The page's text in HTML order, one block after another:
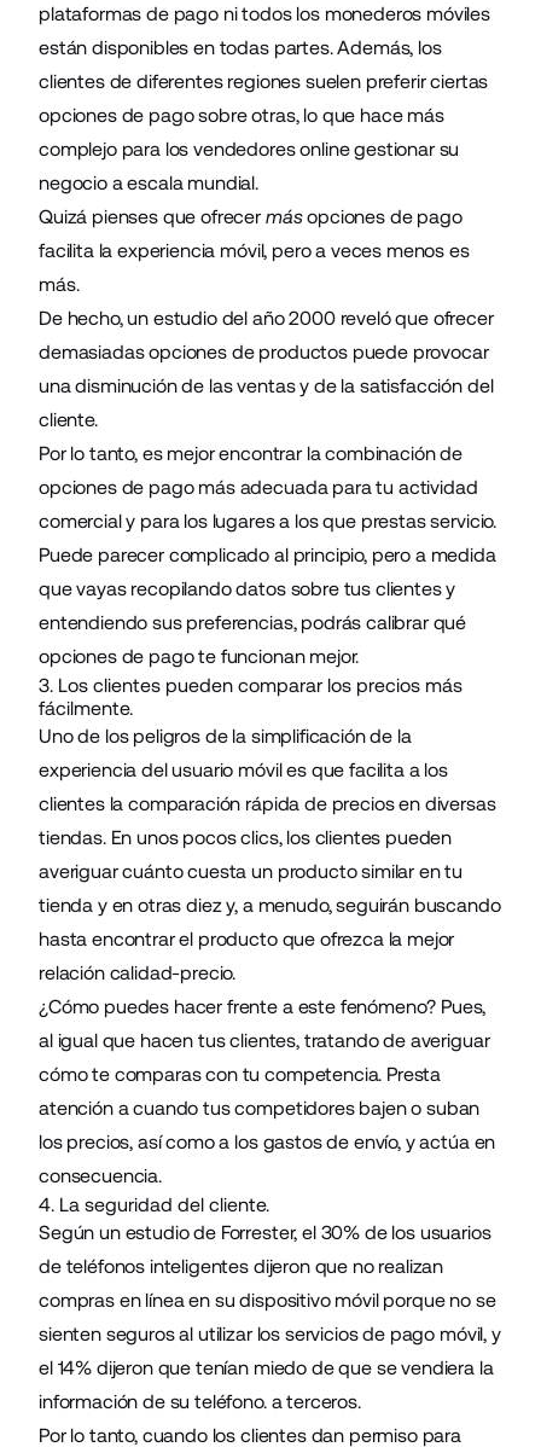
plataformas de pago ni todos los monederos móviles
están disponibles en todas partes. Además, los
clientes de diferentes regiones suelen preferir ciertas
opciones de pago sobre otras, lo que hace más
complejo para los vendedores online gestionar su
negocio a escala mundial.
Quizá pienses que ofrecermásopciones de pago
facilita la experiencia móvil, pero a veces menos es
más.
De hecho, un estudio del año 2000 reveló que ofrecer
demasiadas opciones de productos puede provocar
una disminución de las ventas y de la satisfacción del
cliente.
Por lo tanto, es mejor encontrar la combinación de
opciones de pago más adecuada para tu actividad
comercial y para los lugares a los que prestas servicio.
Puede parecer complicado al principio, pero a medida
que vayas recopilando datos sobre tus clientes y
entendiendo sus preferencias, podrás calibrar qué
opciones de pago te funcionan mejor.
3. Los clientes pueden comparar los precios más
fácilmente.
Uno de los peligros de la simplificación de la
experiencia del usuario móvil es que facilita a los
clientes la comparación rápida de precios en diversas
tiendas. En unos pocos clics, los clientes pueden
averiguar cuánto cuesta un producto similar en tu
tienda y en otras diez y, a menudo, seguirán buscando
hasta encontrar el producto que ofrezca la mejor
relación calidad-precio.
¿Cómo puedes hacer frente a este fenómeno? Pues,
al igual que hacen tus clientes, tratando de averiguar
cómo te comparas con tu competencia. Presta
atención a cuando tus competidores bajen o suban
los precios, así como a los gastos de envío, y actúa en
consecuencia.
4. La seguridad del cliente.
Según un estudio de Forrester, el 30% de los usuarios
de teléfonos inteligentes dijeron que no realizan
compras en línea en su dispositivo móvil porque no se
sienten seguros al utilizar los servicios de pago móvil, y
el 14% dijeron que tenían miedo de que se vendiera la
información de su teléfono. a terceros.
Por lo tanto, cuando los clientes dan permiso para